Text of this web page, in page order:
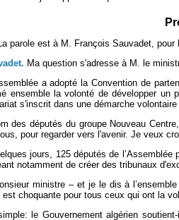
La parole est à M. François Sauvadet, pour
Ma question s'adresse à M. le
a adopté la Convention de
ensemble la volonté de développer un
s'inscrit dans une démarche
des députés du groupe Nouveau
pour regarder vers l'avenir. Je veux
jours, 125 députés de
notamment de créer des tribunaux
ministre – et je le dis à
est choquante pour tous ceux qui ont la
le Gouvernement algérien